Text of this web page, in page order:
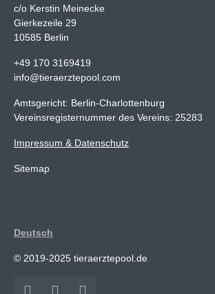
c/o Kerstin Meinecke
Gierkezeile 29
10585 Berlin
+49 170 3169419
info@tieraerztepool.com
Amtsgericht: Berlin-Charlottenburg
Vereinsregisternummer des Vereins: 25283
Impressum & Datenschutz
Sitemap
Deutsch
© 2019-2025 tieraerztepool.de